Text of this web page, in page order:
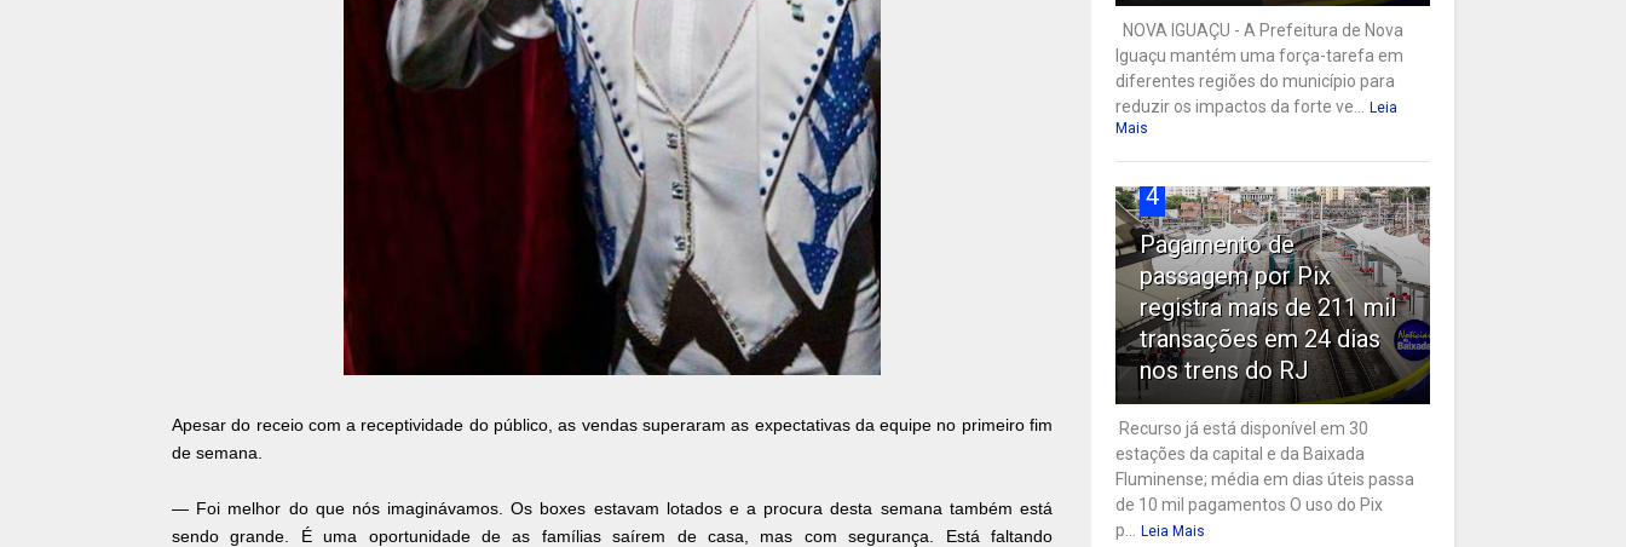
Apesar do receio com a receptividade do público, as vendas superaram as expectativas da equipe no primeiro fim
de semana.
— Foi melhor do que nós imaginávamos. Os boxes estavam lotados e a procura desta semana também está
sendo grande. É uma oportunidade de as famílias saírem de casa, mas com segurança. Está faltando
NOVA IGUAÇU - A Prefeitura de Nova
Iguaçu mantém uma força-tarefa em
diferentes regiões do município para
reduzir os impactos da forte ve...
Leia
Mais
4
Pagamento de
passagem por Pix
registra mais de 211 mil
transações em 24 dias
nos trens do RJ
Recurso já está disponível em 30
estações da capital e da Baixada
Fluminense; média em dias úteis passa
de 10 mil pagamentos O uso do Pix
p...
Leia Mais